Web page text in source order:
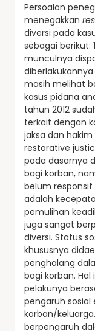
Persoalan
menegakkan
diversi pada
sebagai berikut: 1
munculnya
diberlakukannya
masih melihat
kasus pidana
tahun 2012
terkait dengan
jaksa dan hakim
restorative
pada dasarnya
bagi korban,
belum
adalah
pemulihan
juga sangat
diversi. Status
khususnya
penghalang
bagi korban.
pelakunya
pengaruh sosial
korban/
berpengaruh